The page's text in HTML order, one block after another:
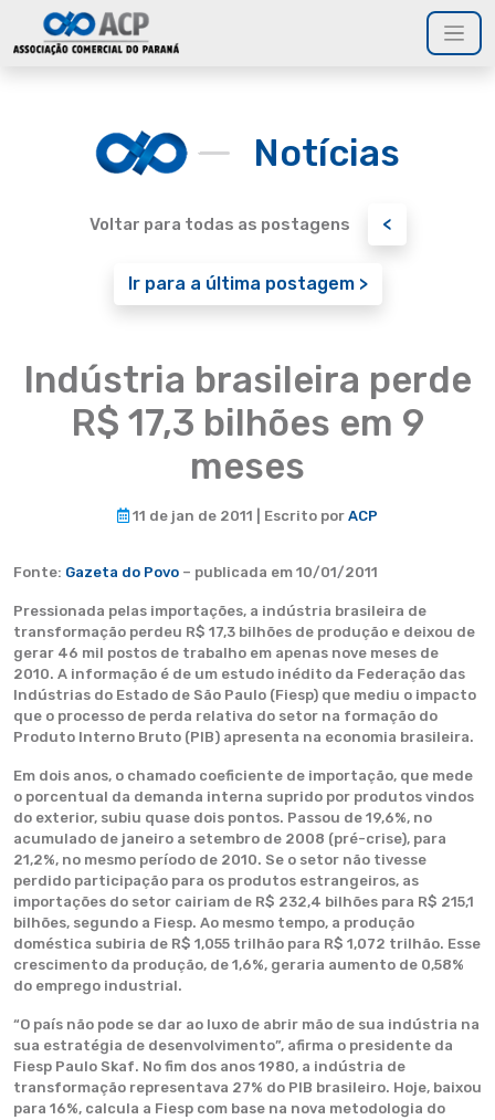
Notícias
Voltar para todas as postagens <
Ir para a última postagem >
Indústria brasileira perde
R$ 17,3 bilhões em 9
meses
11 de jan de 2011 | Escrito por ACP
Fonte: Gazeta do Povo – publicada em 10/01/2011
Pressionada pelas importações, a indústria brasileira de
transformação perdeu R$ 17,3 bilhões de produção e deixou de
gerar 46 mil postos de trabalho em apenas nove meses de
2010. A informação é de um estudo inédito da Federação das
Indústrias do Estado de São Paulo (Fiesp) que mediu o impacto
que o processo de perda relativa do setor na formação do
Produto Interno Bruto (PIB) apresenta na economia brasileira.
Em dois anos, o chamado coeficiente de importação, que mede
o porcentual da demanda interna suprido por produtos vindos
do exterior, subiu quase dois pontos. Passou de 19,6%, no
acumulado de janeiro a setembro de 2008 (pré-crise), para
21,2%, no mesmo período de 2010. Se o setor não tivesse
perdido participação para os produtos estrangeiros, as
importações do setor cairiam de R$ 232,4 bilhões para R$ 215,1
bilhões, segundo a Fiesp. Ao mesmo tempo, a produção
doméstica subiria de R$ 1,055 trilhão para R$ 1,072 trilhão. Esse
crescimento da produção, de 1,6%, geraria aumento de 0,58%
do emprego industrial.
“O país não pode se dar ao luxo de abrir mão de sua indústria na
sua estratégia de desenvolvimento”, afirma o presidente da
Fiesp Paulo Skaf. No fim dos anos 1980, a indústria de
transformação representava 27% do PIB brasileiro. Hoje, baixou
para 16%, calcula a Fiesp com base na nova metodologia do